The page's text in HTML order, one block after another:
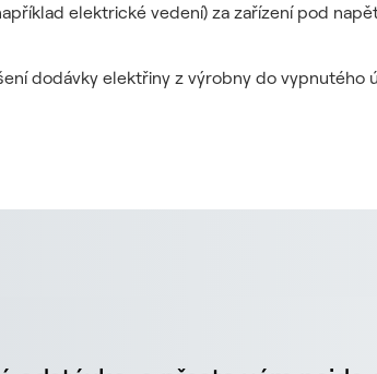
elektrické vedení) za zařízení pod
dodávky elektřiny z výrobny do vypnutého